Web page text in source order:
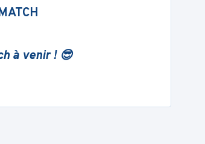
à venir ! 😎